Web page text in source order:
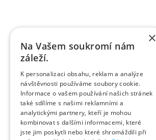
×
Na Vašem soukromí nám
záleží.
K personalizaci obsahu, reklam a analýze
návštěvnosti používáme soubory cookie.
Informace o vašem používání našich stránek
také sdílíme s našimi reklamními a
analytickými partnery, kteří je mohou
kombinovat s dalšími informacemi, které
jste jim poskytli nebo které shromáždili při